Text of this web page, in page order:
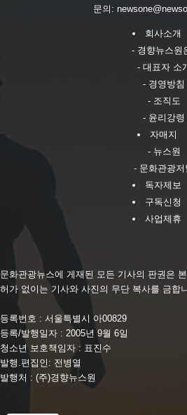
문의:
회사소개
- 경향뉴스원
- 대표자 소
- 경영방침
- 조직도
- 윤리강령
자매지
- 뉴스원
- 문화관광저
독자제보
구독신청
사업제휴
문화관광뉴스에 게재된 모든 기사의 판권은
허가 없이는 기사와 사진의 무단 복사를 금합
등록번호 : 서울특별시 아00829
등록/발행일자 : 2005년 9월 6일
청소년 보호책임자 : 표진수
발행.편집인: 전병열
발행처 : (주)경향뉴스원